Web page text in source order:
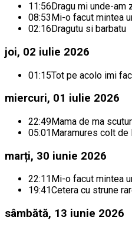
11:56Dragu mi unde-am
08:53Mi-o facut mintea
02:16Dragutu si barbatu
joi, 02 iulie 2026
01:15Tot pe acolo imi
miercuri, 01 iulie 2026
22:49Mama de ma
05:01Maramures colt de
marți, 30 iunie 2026
22:11 Mi-o facut mintea
19:41Cetera cu strune
sâmbătă, 13 iunie 2026